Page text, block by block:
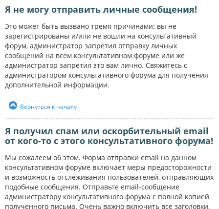
Я не могу отправить личные сообщения!
Это может быть вызвано тремя причинами: вы не
зарегистрированы и/или не вошли на консультативный
форум, администратор запретил отправку личных
сообщений на всем консультативном форуме или же
администратор запретил это вам лично. Свяжитесь с
администратором консультативного форума для получения
дополнительной информации.
Вернуться к началу
Я получил спам или оскорбительный email
от кого-то с этого консультативного форума!
Мы сожалеем об этом. Форма отправки email на данном
консультативном форуме включает меры предосторожности
и возможность отслеживания пользователей, отправляющих
подобные сообщения. Отправьте email-сообщение
администратору консультативного форума с полной копией
полученного письма. Очень важно включить все заголовки,